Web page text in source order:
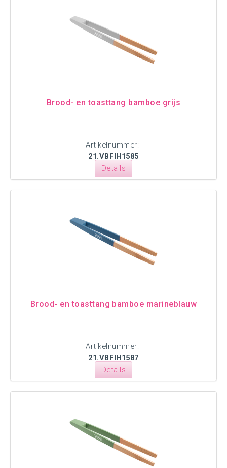
Brood- en toasttang bamboe grijs
Artikelnummer:
21.VBFIH1585
Details
Brood- en toasttang bamboe marineblauw
Artikelnummer:
21.VBFIH1587
Details